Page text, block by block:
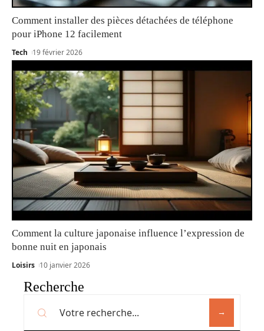
Comment installer des pièces détachées de téléphone
pour iPhone 12 facilement
Tech 19 février 2026
Comment la culture japonaise influence l’expression de
bonne nuit en japonais
Loisirs 10 janvier 2026
Recherche